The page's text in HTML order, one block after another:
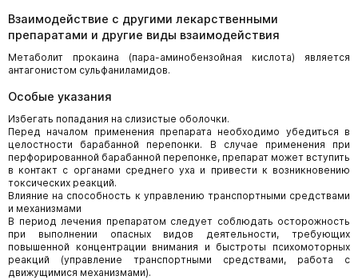
Взаимодействие с другими лекарственными
препаратами и другие виды взаимодействия
Метаболит прокаина (пара-аминобензойная кислота) является
антагонистом сульфаниламидов.
Особые указания
Избегать попадания на слизистые оболочки.
Перед началом применения препарата необходимо убедиться в
целостности барабанной перепонки. В случае применения при
перфорированной барабанной перепонке, препарат может вступить
в контакт с органами среднего уха и привести к возникновению
токсических реакций.
Влияние на способность к управлению транспортными средствами
и механизмами
В период лечения препаратом следует соблюдать осторожность
при выполнении опасных видов деятельности, требующих
повышенной концентрации внимания и быстроты психомоторных
реакций (управление транспортными средствами, работа с
движущимися механизмами).